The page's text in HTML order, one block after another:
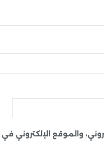
والموقع الإلكتروني